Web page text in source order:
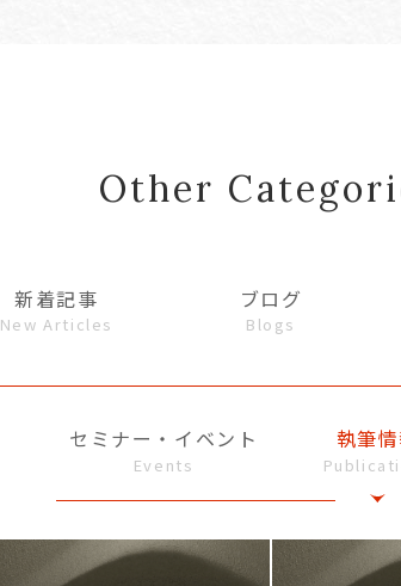
Other
新着記事
New Articles
ブログ
Blogs
セミナー・イベント
Events
執筆